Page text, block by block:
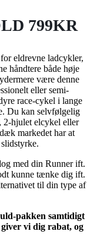
799KR
eldrevne ladcykler,
håndtere både høje
være denne
eller semi-
race-cykel i lange
Du kan selvfølgelig
2-hjulet elcykel eller
markedet har at
med din Runner ift.
kunne tænke dig ift.
til din type af
pakken samtidigt
vi dig rabat, og